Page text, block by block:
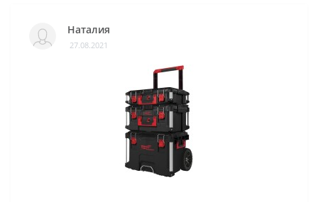
Наталия
27.08.2021